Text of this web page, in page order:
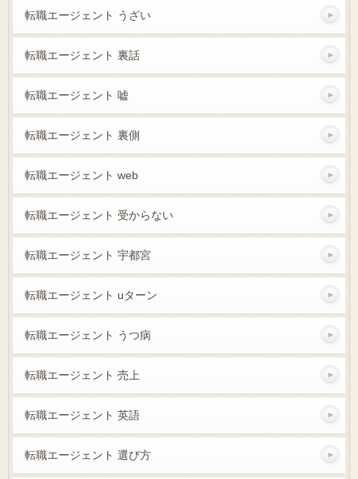
転職エージェント うざい
転職エージェント 裏話
転職エージェント 嘘
転職エージェント 裏側
転職エージェント web
転職エージェント 受からない
転職エージェント 宇都宮
転職エージェント uターン
転職エージェント うつ病
転職エージェント 売上
転職エージェント 英語
転職エージェント 選び方